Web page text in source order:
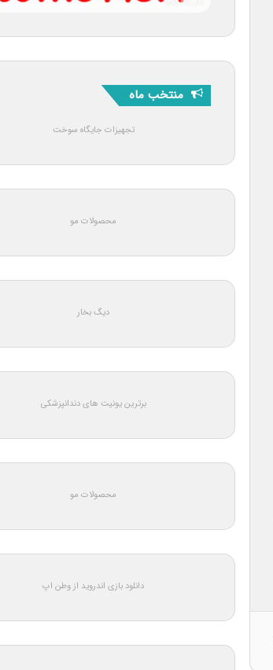
منتخب ماه
تجهیزات جایگاه سوخت
محصولات مو
دیگ بخار
برترین یونیت های دندانپزشکی
محصولات مو
دانلود بازی اندروید از وطن اپ